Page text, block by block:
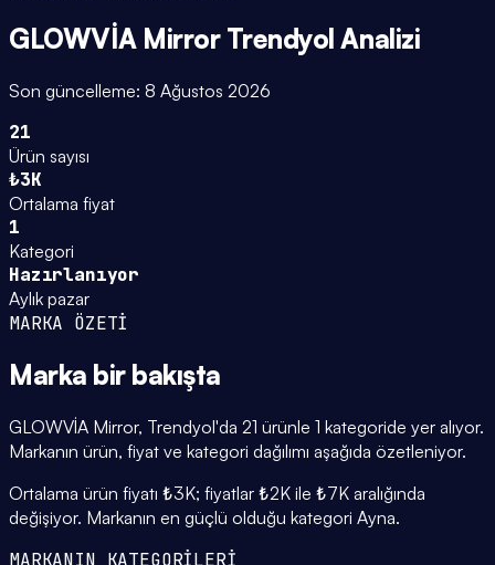
GLOWVİA Mirror Trendyol Analizi
Son güncelleme: 8 Ağustos 2026
21
Ürün sayısı
₺3K
Ortalama fiyat
1
Kategori
Hazırlanıyor
Aylık pazar
MARKA ÖZETİ
Marka bir bakışta
GLOWVİA Mirror, Trendyol'da 21 ürünle 1 kategoride yer alıyor.
Markanın ürün, fiyat ve kategori dağılımı aşağıda özetleniyor.
Ortalama ürün fiyatı ₺3K; fiyatlar ₺2K ile ₺7K aralığında
değişiyor. Markanın en güçlü olduğu kategori Ayna.
MARKANIN KATEGORİLERİ